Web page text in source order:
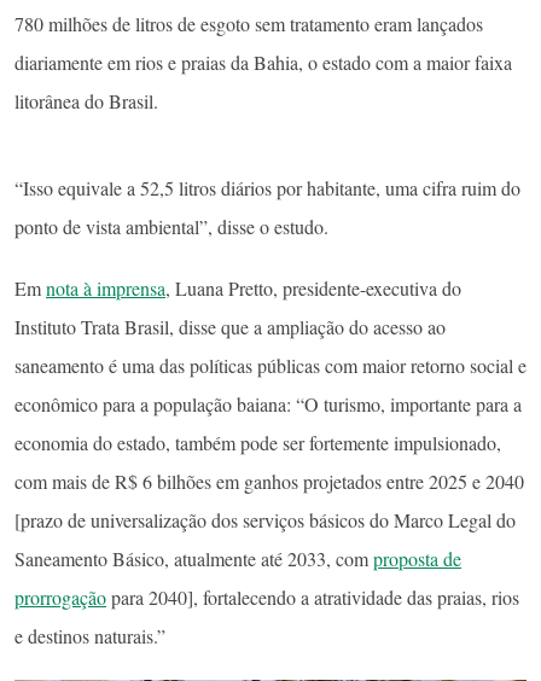
780 milhões de litros de esgoto sem tratamento eram lançados
diariamente em rios e praias da Bahia, o estado com a maior faixa
litorânea do Brasil.
“Isso equivale a 52,5 litros diários por habitante, uma cifra ruim do
ponto de vista ambiental”, disse o estudo.
Emnota à imprensa, Luana Pretto, presidente-executiva do
Instituto Trata Brasil, disse que a ampliação do acesso ao
saneamento é uma das políticas públicas com maior retorno social e
econômico para a população baiana: “O turismo, importante para a
economia do estado, também pode ser fortemente impulsionado,
com mais de R$ 6 bilhões em ganhos projetados entre 2025 e 2040
[prazo de universalização dos serviços básicos do Marco Legal do
Saneamento Básico, atualmente até 2033, comproposta de
prorrogaçãopara 2040], fortalecendo a atratividade das praias, rios
e destinos naturais.”